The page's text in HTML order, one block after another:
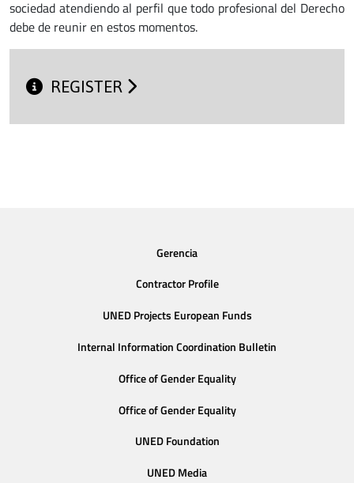
sociedad atendiendo al perfil que todo profesional del Derecho
debe de reunir en estos momentos.
REGISTER
Gerencia
Contractor Profile
UNED Projects European Funds
Internal Information Coordination Bulletin
Office of Gender Equality
Office of Gender Equality
UNED Foundation
UNED Media